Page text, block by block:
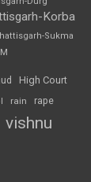
Korba
Sukma
High Court
rain rape
vishnu